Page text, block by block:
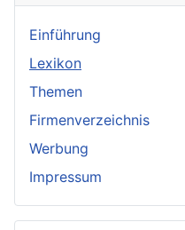
Einführung
Lexikon
Themen
Firmenverzeichnis
Werbung
Impressum